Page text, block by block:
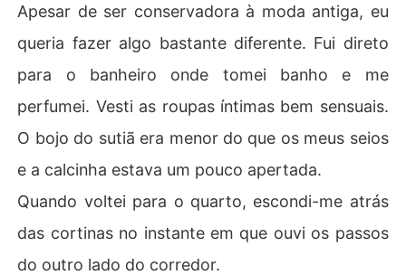
Apesar de ser conservadora à moda antiga, eu
queria fazer algo bastante diferente. Fui direto
para o banheiro onde tomei banho e me
perfumei. Vesti as roupas íntimas bem sensuais.
O bojo do sutiã era menor do que os meus seios
e a calcinha estava um pouco apertada.
Quando voltei para o quarto, escondi-me atrás
das cortinas no instante em que ouvi os passos
do outro lado do corredor.